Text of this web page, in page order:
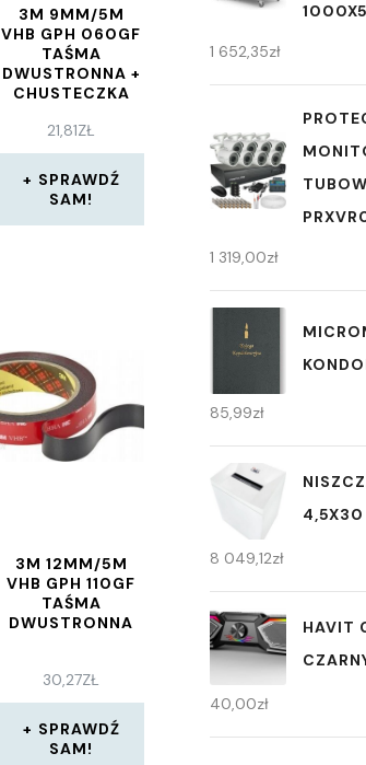
3M 9MM/5M
VHB GPH 060GF
TAŚMA
DWUSTRONNA +
CHUSTECZKA
21,81ZŁ
SPRAWDŹ
SAM!
3M 12MM/5M
VHB GPH 110GF
TAŚMA
DWUSTRONNA
30,27ZŁ
SPRAWDŹ
SAM!
1 652,35zł
1 319,00zł
85,99zł
4,5X30
8 049,12zł
HAVIT
40,00zł